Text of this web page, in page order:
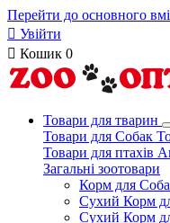
Перейти до основного
 Увійти
 Кошик 0
Товари для тварин
Товари для Собак
Товари для птахів
Загальні зоотовари
Корм для
Сухий Корм
Сухий Корм